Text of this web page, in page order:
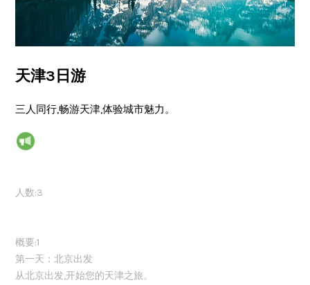
天津3日游
三人同行,畅游天津,体验城市魅力。
人数:3
概要:1
第一天：北京出发
从北京出发,开始您的天津之旅。